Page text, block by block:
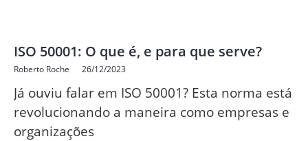
ISO 50001: O que é, e para que serve?
Roberto Roche 26/12/2023
Já ouviu falar em ISO 50001? Esta norma está
revolucionando a maneira como empresas e
organizações